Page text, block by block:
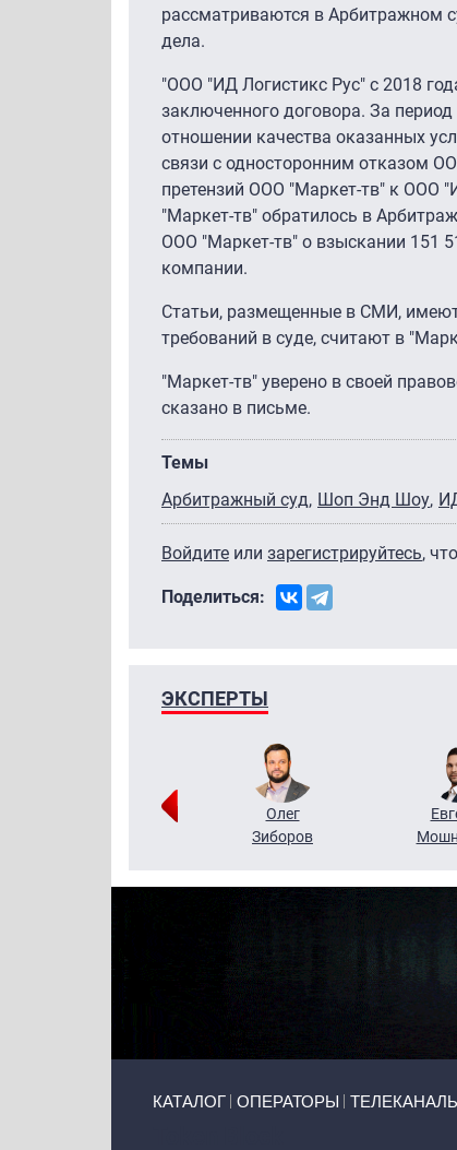
рассматриваются в Арбитражном
дела.
"ООО "ИД Логистикс Рус" с 2018
заключенного договора. За
отношении качества оказанных
связи с односторонним отказом
претензий ООО "Маркет-тв" к ООО
"Маркет-тв" обратилось в
ООО "Маркет-тв" о взыскании 151
компании.
Статьи, размещенные в СМИ,
требований в суде, считают в
"Маркет-тв" уверено в своей
сказано в письме.
Темы
Арбитражный суд Шоп Энд Шоу
Войдите или зарегистрируйтесь,
Поделиться:
ЭКСПЕРТЫ
Олег
Зиборов
КАТАЛОГ ОПЕРАТОРЫ